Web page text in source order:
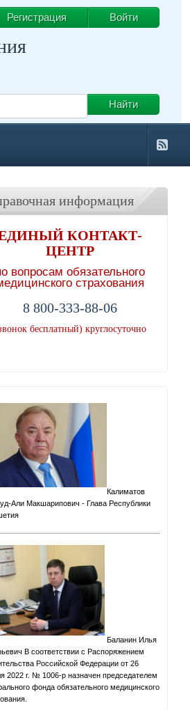
Регистрация Войти
информация
КОНТАКТ-
ЦЕНТР
вопросам обязательного
страхования
8 800-333-88-06
бесплатный) круглосуточно
Калиматов
Али Макшарипович - Глава Республики
Баланин Илья
В соответствии с Распоряжением
Российской Федерации от 26
2022 г. № 1006-р назначен председателем
фонда обязательного медицинского